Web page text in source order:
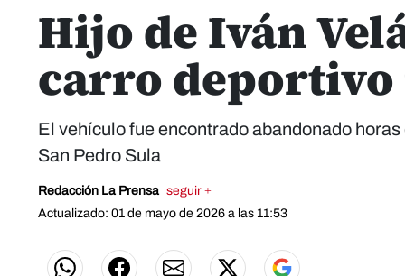
Hijo de Iván
carro
El vehículo fue encontrado abandonado
San Pedro Sula
Redacción La Prensa seguir +
Actualizado: 01 de mayo de 2026 a las 11:53